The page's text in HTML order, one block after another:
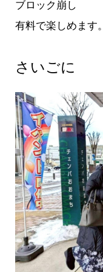
ブロック崩し
有料で楽しめます。
さいごに